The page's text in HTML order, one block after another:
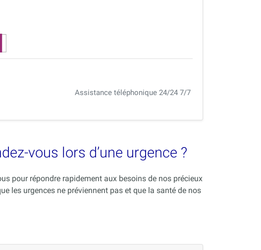
Assistance téléphonique 24/24 7/7
vous lors d’une urgence ?
pour répondre rapidement aux besoins de nos précieux
les urgences ne préviennent pas et que la santé de nos